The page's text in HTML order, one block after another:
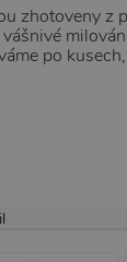
zhotoveny z
po